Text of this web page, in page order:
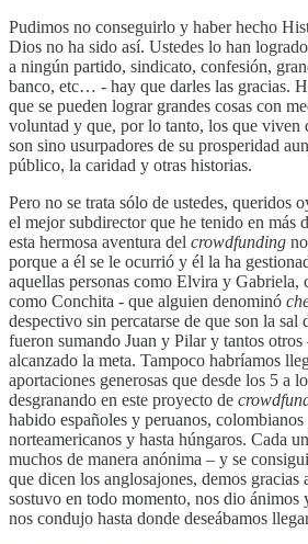
Pudimos no conseguirlo y haber hecho
Dios no ha sido así. Ustedes lo han
a ningún partido, sindicato, confesión,
banco, etc… - hay que darles las gracias.
que se pueden lograr grandes cosas con
voluntad y que, por lo tanto, los que viven
son sino usurpadores de su prosperidad
público, la caridad y otras historias.
Pero no se trata sólo de ustedes, queridos
el mejor subdirector que he tenido en más
esta hermosa aventura del crowdfunding
porque a él se le ocurrió y él la ha
aquellas personas como Elvira y Gabriela,
como Conchita - que alguien denominó
despectivo sin percatarse de que son la sal
fueron sumando Juan y Pilar y tantos otros
alcanzado la meta. Tampoco habríamos
aportaciones generosas que desde los 5 a
desgranando en este proyecto de
habido españoles y peruanos, colombianos
norteamericanos y hasta húngaros. Cada
muchos de manera anónima – y se
que dicen los anglosajones, demos gracias
sostuvo en todo momento, nos dio ánimos
nos condujo hasta donde deseábamos